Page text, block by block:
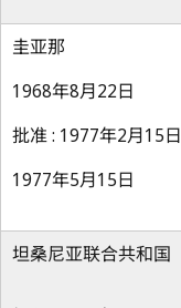
圭亚那
1968年8月22日
批准 : 1977年2月15日
1977年5月15日
坦桑尼亚联合共和国